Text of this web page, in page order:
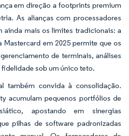
em direção a footprints premium
As alianças com processadores
ainda mais os limites tradicionais: a
Mastercard em 2025 permite que os
de terminais, análises
sob um único teto.
também convida à consolidação.
acumulam pequenos portfólios de
apostando em sinergias
pilhas de software padronizadas